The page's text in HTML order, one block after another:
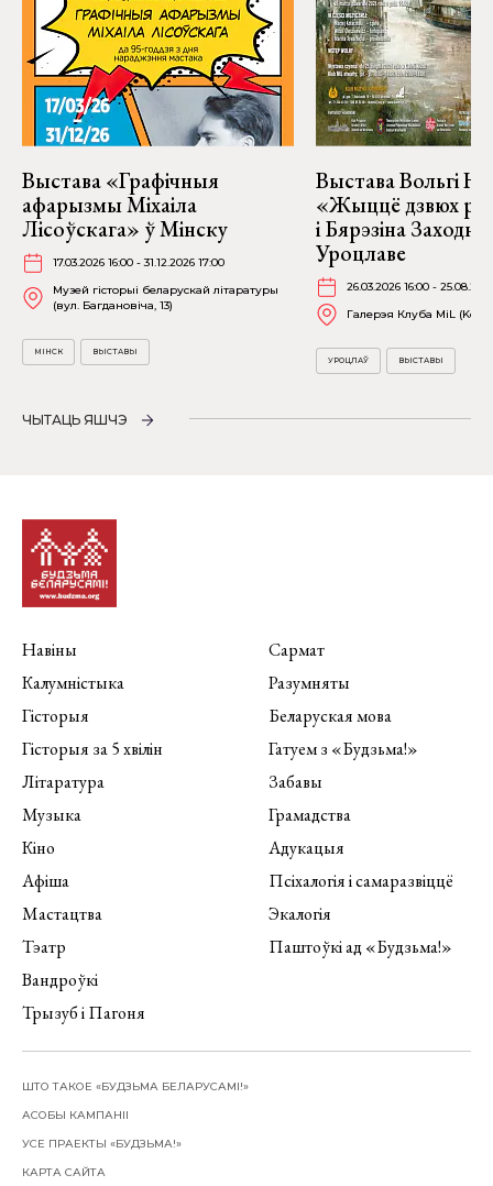
Выстава «Графічныя
афарызмы Міхаіла
Лісоўскага» ў Мінску
17.03.2026 16:00 - 31.12.2026 17:00
Музей гісторыі беларускай літаратуры
(вул. Багдановіча, 13)
МІНСК ВЫСТАВЫ
Выстава Вольгі
«Жыццё дзвюх
і Бярэзіна
Уроцлаве
26.03.2026 16:00 -
Галерэя Клуба MiL
УРОЦЛАЎ ВЫСТАВЫ
ЧЫТАЦЬ ЯШЧЭ
Навіны
Калумністыка
Гісторыя
Гісторыя за 5 хвілін
Літаратура
Музыка
Кіно
Афіша
Мастацтва
Тэатр
Вандроўкі
Трызуб і Пагоня
Сармат
Разумняты
Беларуская мова
Гатуем з «Будзьма!»
Забавы
Грамадства
Адукацыя
Псіхалогія і самаразвіццё
Экалогія
Паштоўкі ад «Будзьма!»
ШТО ТАКОЕ «БУДЗЬМА БЕЛАРУСАМІ!»
АСОБЫ КАМПАНІІ
УСЕ ПРАЕКТЫ «БУДЗЬМА!»
КАРТА САЙТА